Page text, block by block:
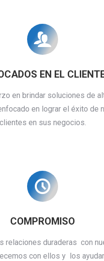
EN EL
en brindar soluciones de
en lograr el éxito de
clientes en sus negocios.
COMPROMISO
relaciones duraderas con
con ellos y los